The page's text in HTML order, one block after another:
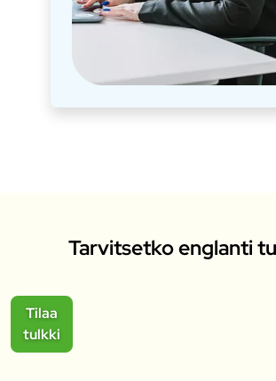
Tarvitsetko englanti
Tilaa
tulkki